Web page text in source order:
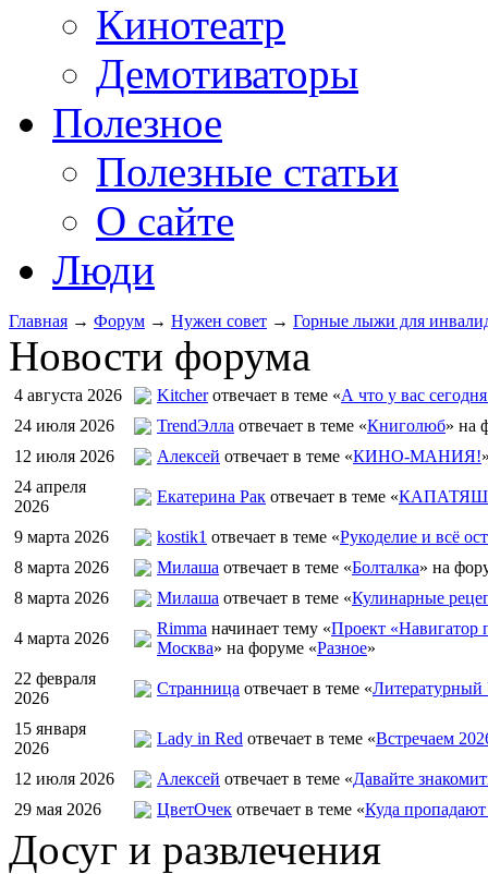
Кинотеатр
Демотиваторы
Полезное
Полезные статьи
О сайте
Люди
Главная → Форум → Нужен совет → Горные лыжи для
Новости форума
4 августа 2026 Kitcherотвечает в теме «А что у вас
24 июля 2026
TrendЭлла отвечает в теме «Книголюб» на
12 июля 2026
Алексей отвечает в теме «КИНО-МАНИЯ!
24 апреля
2026
Екатерина Рак отвечает в теме «
9 марта 2026 kostik1 отвечает в теме «Рукоделие и всё
8 марта 2026
Милаша отвечает в теме «Болталка» на
8 марта 2026
Милаша отвечает в теме «Кулинарные
4 марта 2026
Rimma начинает тему «Проект «Навигатор
Москва» на форуме «Разное»
22 февраля
2026
Странница отвечает в теме «Литературный
15 января
2026
Lady in Red отвечает в теме «Встречаем
12 июля 2026 Алексей отвечает в теме «Давайте
29 мая 2026
ЦветOчек отвечает в теме «Куда
Досуг и развлечения